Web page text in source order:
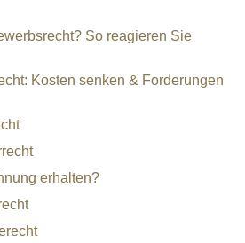
So reagieren Sie
Kosten senken & Forderungen
erhalten?